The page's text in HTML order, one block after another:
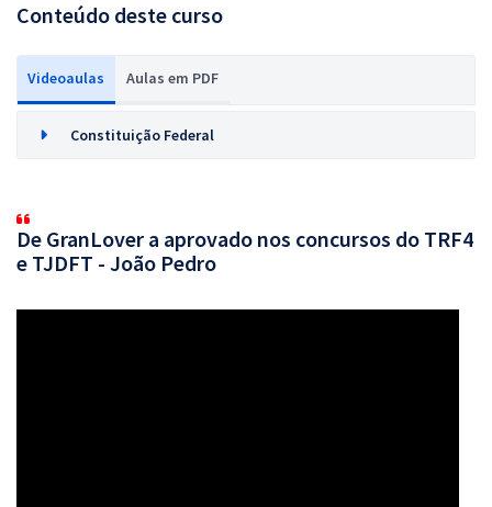
Conteúdo deste curso
Videoaulas Aulas em PDF
Constituição Federal
De GranLover a aprovado nos concursos do TRF4
e TJDFT - João Pedro